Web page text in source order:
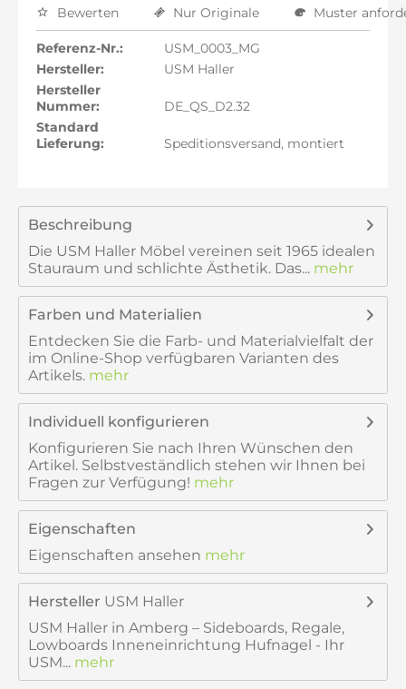
Bewerten
Nur Originale Muster
Referenz-Nr.:
USM_0003_MG
Hersteller:
USM Haller
Hersteller
Nummer:
DE_QS_D2.32
Standard
Lieferung:
Speditionsversand, montiert
Beschreibung
Die USM Haller Möbel vereinen seit 1965 idealen
Stauraum und schlichte Ästhetik. Das... mehr
Farben und Materialien
Entdecken Sie die Farb- und Materialvielfalt der
im Online-Shop verfügbaren Varianten des
Artikels. mehr
Individuell konfigurieren
Konfigurieren Sie nach Ihren Wünschen den
Artikel. Selbstveständlich stehen wir Ihnen bei
Fragen zur Verfügung! mehr
Eigenschaften
Eigenschaften ansehen mehr
Hersteller USM Haller
USM Haller in Amberg – Sideboards, Regale,
Lowboards Inneneinrichtung Hufnagel - Ihr
USM... mehr